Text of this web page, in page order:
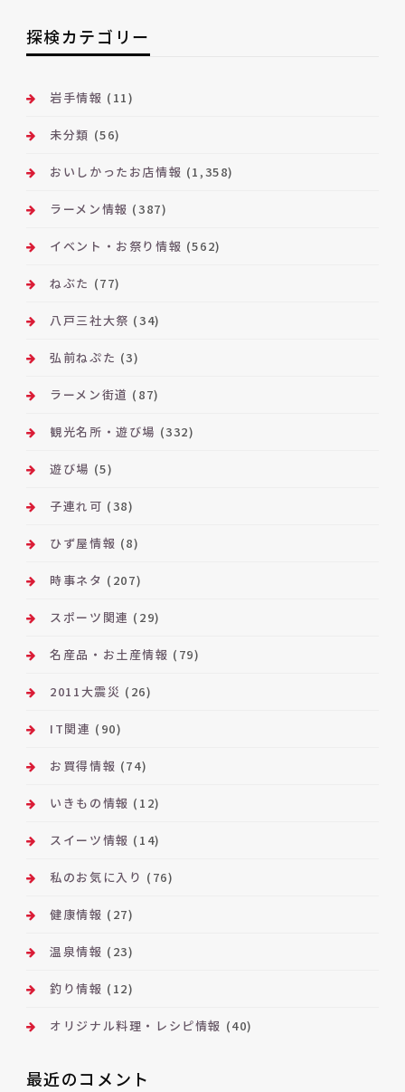
ー
カ
ブ
探検カテゴリー
岩手情報 (11)
未分類 (56)
おいしかったお店情報 (1,358)
ラーメン情報 (387)
イベント・お祭り情報 (562)
ねぶた (77)
八戸三社大祭 (34)
弘前ねぷた (3)
ラーメン街道 (87)
観光名所・遊び場 (332)
遊び場 (5)
子連れ可 (38)
ひず屋情報 (8)
時事ネタ (207)
スポーツ関連 (29)
名産品・お土産情報 (79)
2011大震災 (26)
IT関連 (90)
お買得情報 (74)
いきもの情報 (12)
スイーツ情報 (14)
私のお気に入り (76)
健康情報 (27)
温泉情報 (23)
釣り情報 (12)
オリジナル料理・レシピ情報 (40)
最近のコメント